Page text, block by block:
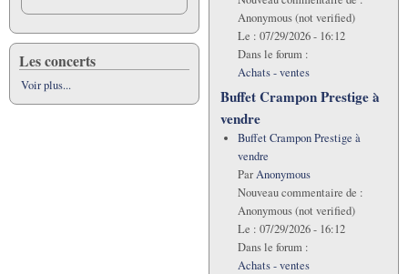
Les concerts
Voir plus...
Anonymous (not verified)
Le : 07/29/2026 - 16:12
Dans le forum :
Achats - ventes
Buffet Crampon Prestige à
vendre
Buffet Crampon Prestige à
vendre
ParAnonymous
Nouveau commentaire de :
Anonymous (not verified)
Le : 07/29/2026 - 16:12
Dans le forum :
Achats - ventes